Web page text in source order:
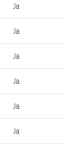
Ja
Ja
Ja
Ja
Ja
Ja